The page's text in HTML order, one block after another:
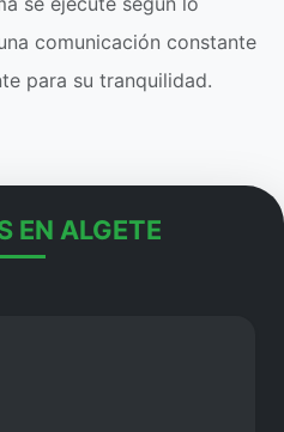
comunicación constante
para su tranquilidad.
EN ALGETE